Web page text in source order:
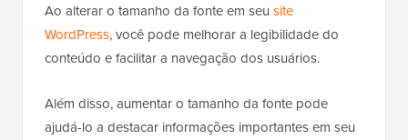
Ao alterar o tamanho da fonte em seu site
WordPress, você pode melhorar a legibilidade do
conteúdo e facilitar a navegação dos usuários.
Além disso, aumentar o tamanho da fonte pode
ajudá-lo a destacar informações importantes em seu